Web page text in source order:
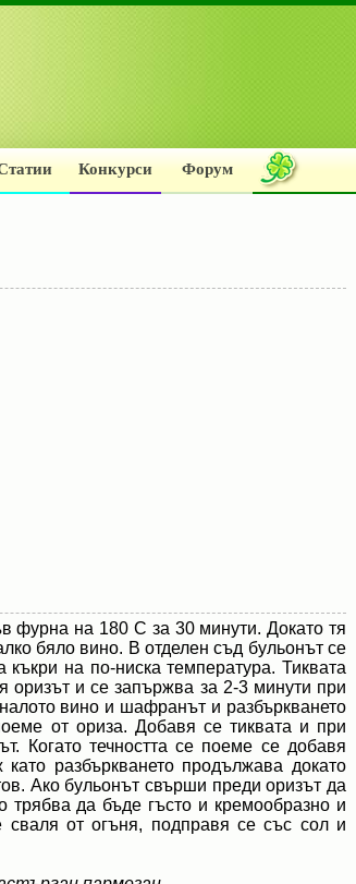
Конкурси Форум
фурна на 180 С за 30 минути. Докато тя
бяло вино. В отделен съд бульонът се
на по-ниска температура. Тиквата
и се запържва за 2-3 минути при
вино и шафранът и разбъркването
от ориза. Добавя се тиквата и при
Когато течността се поеме се добавя
разбъркването продължава докато
Ако бульонът свърши преди оризът да
да бъде гъсто и кремообразно и
сваля от огъня, подправя се със сол и